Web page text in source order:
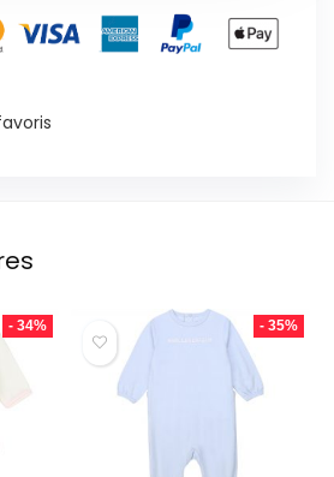
- 34% - 35%